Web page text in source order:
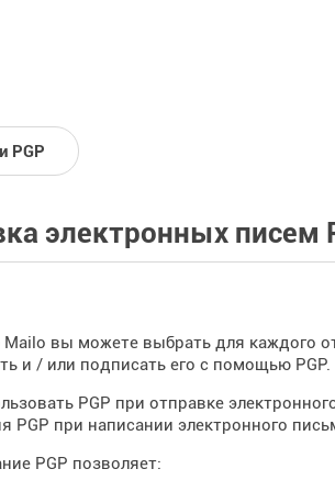
PGP
электронных писем
вы можете выбрать для каждого
и / или подписать его с помощью PGP.
PGP при отправке
PGP при написании электронного
PGP позволяет: